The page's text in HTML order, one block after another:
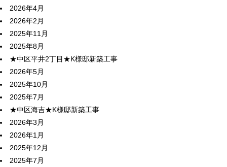
2026年4月
2026年2月
2025年11月
2025年8月
★中区平井2丁目★K様邸新築工事
2026年5月
2025年10月
2025年7月
★中区海吉★K様邸新築工事
2026年3月
2026年1月
2025年12月
2025年7月